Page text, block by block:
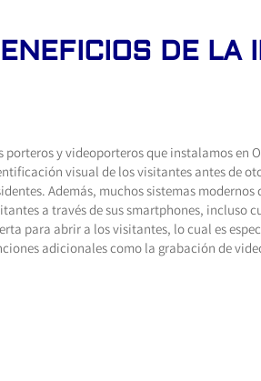
DE LA
porteros y videoporteros que instalamos
visual de los visitantes antes de
Además, muchos sistemas
a través de sus smartphones, incluso
para abrir a los visitantes, lo cual es
adicionales como la grabación de